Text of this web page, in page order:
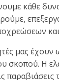
κάθε
μας
σκοπού.